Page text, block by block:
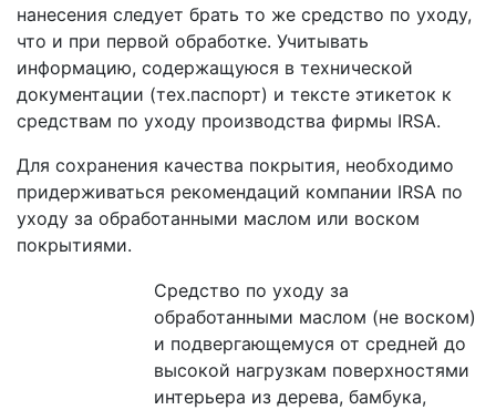
нанесения следует брать то же средство по уходу,
что и при первой обработке. Учитывать
информацию, содержащуюся в технической
документации (тех.паспорт) и тексте этикеток к
средствам по уходу производства фирмы IRSA.
Для сохранения качества покрытия, необходимо
придерживаться рекомендаций компании IRSA по
уходу за обработанными маслом или воском
покрытиями.
Средство по уходу за
обработанными маслом (не воском)
и подвергающемуся от средней до
высокой нагрузкам поверхностями
интерьера из дерева, бамбука,